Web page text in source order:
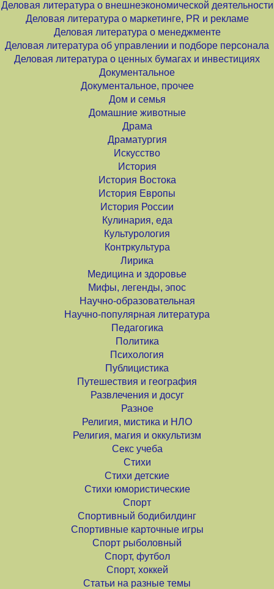
Деловая литература о внешнеэкономической деятельности
Деловая литература о маркетинге, PR и рекламе
Деловая литература о менеджменте
Деловая литература об управлении и подборе персонала
Деловая литература о ценных бумагах и инвестициях
Документальное
Документальное, прочее
Дом и семья
Домашние животные
Драма
Драматургия
Искусство
История
История Востока
История Европы
История России
Кулинария, еда
Культурология
Контркультура
Лирика
Медицина и здоровье
Мифы, легенды, эпос
Научно-образовательная
Научно-популярная литература
Педагогика
Политика
Психология
Публицистика
Путешествия и география
Развлечения и досуг
Разное
Религия, мистика и НЛО
Религия, магия и оккультизм
Секс учеба
Стихи
Стихи детские
Стихи юмористические
Спорт
Спортивный бодибилдинг
Спортивные карточные игры
Спорт рыболовный
Спорт, футбол
Спорт, хоккей
Статьи на разные темы